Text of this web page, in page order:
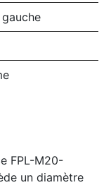
FPL-M20-
un diamètre